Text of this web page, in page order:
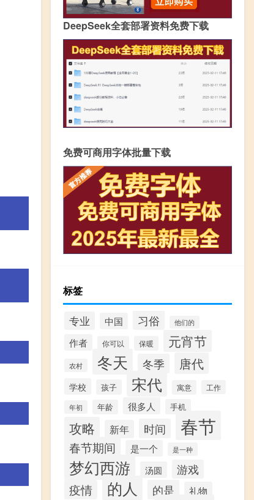
DeepSeek全套部署资料免费下载
免费可商用字体批量下载
标签
专业 中国 习俗 他们的
作者 你可以 保暖 元宵节
农村 冬天 冬季 唐代
学校 孩子 宋代 寓意 工作
年初 年龄 很多人 手机
攻略 新年 时间 春节
春节期间 是一个 是一种
梦幻西游 汤圆 游戏
疫情 的人 的是 礼物